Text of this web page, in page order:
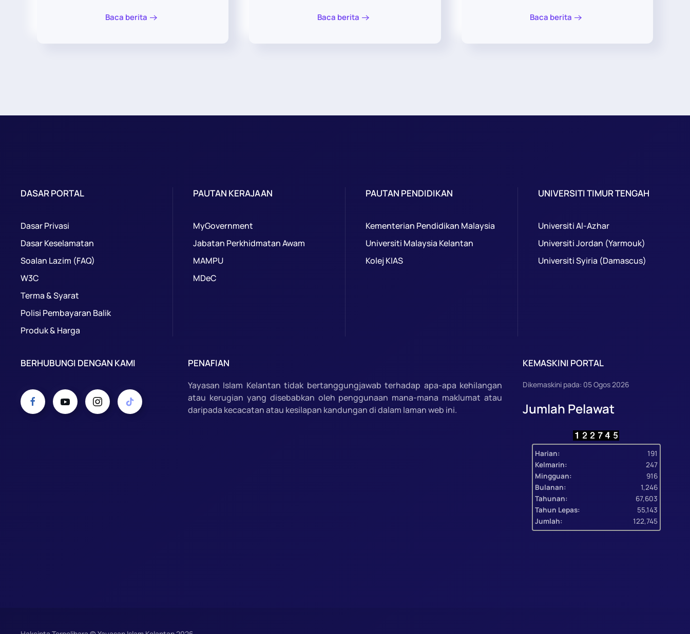
Baca berita Baca berita Baca berita
DASAR PORTAL
Dasar Privasi
Dasar Keselamatan
Soalan Lazim (FAQ)
W3C
Terma & Syarat
Polisi Pembayaran Balik
Produk & Harga
PAUTAN KERAJAAN
MyGovernment
Jabatan Perkhidmatan Awam
MAMPU
MDeC
PAUTAN PENDIDIKAN
Kementerian Pendidikan Malaysia
Universiti Malaysia Kelantan
Kolej KIAS
UNIVERSITI TIMUR TENGAH
Universiti Al-Azhar
Universiti Jordan (Yarmouk)
Universiti Syiria (Damascus)
BERHUBUNGI DENGAN KAMI PENAFIAN
Yayasan Islam Kelantan tidak bertanggungjawab terhadap apa-apa kehilangan
atau kerugian yang disebabkan oleh penggunaan mana-mana maklumat atau
daripada kecacatan atau kesilapan kandungan di dalam laman web ini.
KEMASKINI PORTAL
Dikemaskini pada: 05 Ogos 2026
Jumlah Pelawat
Harian:
191
Kelmarin:
247
Mingguan:
916
Bulanan:
1,246
Tahunan:
67,603
Tahun Lepas:
55,143
Jumlah:
122,745